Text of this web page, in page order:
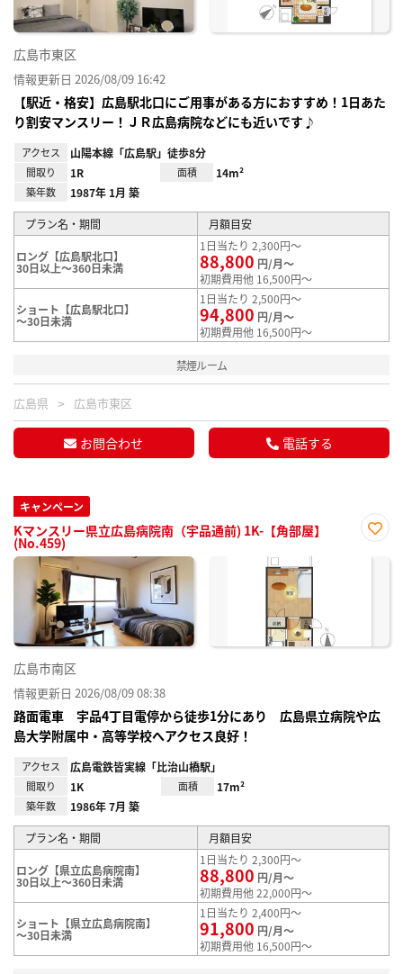
広島市東区
情報更新日 2026/08/09 16:42
【駅近・格安】広島駅北口にご用事がある方におすすめ！1日あた
り割安マンスリー！ＪＲ広島病院などにも近いです♪
アクセス 山陽本線「広島駅」徒歩8分
間取り 1R 面積 14m²
築年数 1987年 1月 築
プラン名・期間 月額目安
ロング【広島駅北口】
30日以上～360日未満
1日当たり 2,300円～
88,800 円/月～
初期費用他 16,500円～
ショート【広島駅北口】
～30日未満
1日当たり 2,500円～
94,800 円/月～
初期費用他 16,500円～
禁煙ルーム
広島県 広島市東区
お問合わせ 電話する
キャンペーン
Kマンスリー県立広島病院南（宇品通前) 1K-【角部屋】
(No.459)
に入
広島市南区
情報更新日 2026/08/09 08:38
路面電車 宇品4丁目電停から徒歩1分にあり 広島県立病院や広
島大学附属中・高等学校へアクセス良好！
アクセス 広島電鉄皆実線「比治山橋駅」
間取り 1K 面積 17m²
築年数 1986年 7月 築
プラン名・期間 月額目安
ロング【県立広島病院南】
30日以上～360日未満
1日当たり 2,300円～
88,800 円/月～
初期費用他 22,000円～
ショート【県立広島病院南】
～30日未満
1日当たり 2,400円～
91,800 円/月～
初期費用他 16,500円～